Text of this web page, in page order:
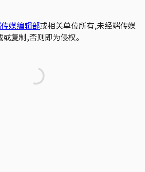
媒编辑部或相关单位所有,未经端传媒
复制,否则即为侵权。